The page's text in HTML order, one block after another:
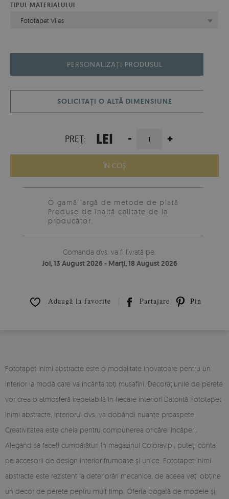
TIPUL MATERIALULUI
Fototapet Vlies
PERSONALIZAȚI PRODUSUL
SOLICITAȚI O ALTĂ DIMENSIUNE
PREŢ: LEI - +
ÎN COŞ
O gamă largă de metode de plată
Produse de înaltă calitate de la
producător.
Comanda dvs. va fi livrată pe:
Joi, 13 August 2026 - Marți, 18 August 2026
Adaugă la favorite Partajare Pin it
Fototapet Inimi abstracte este o modalitate inovatoare pentru un
interior la modă care va încânta toți musafirii. Decorațiunile de perete
vor crea o atmosferă irepetabilă în fiecare interior! Datorită Fototapet
Inimi abstracte, interiorul dvs. va dobândi nuanțe proaspete.
Creativitatea este cheia pentru compunerea oricărei încăperi.
Alegând să faceți cumpărături în magazinul Coloray.pl, puteți conta
pe accesorii de design interior frumoase și unice. Fototapet Inimi
abstracte este rezistent la deteriorări mecanice, de aceea veți obține
un decor de perete pentru mult timp. Oferta bogată de modele și